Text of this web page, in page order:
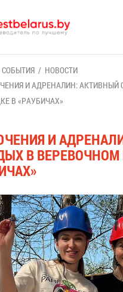
СО­БЫ­ТИЯ
НО­ВО­СТИ
И АД­РЕ­НА­ЛИН: АК­ТИВ­НЫЙ
В «РАУ­БИ­ЧАХ»
И
В ВЕ­РЕ­ВОЧ­НОМ